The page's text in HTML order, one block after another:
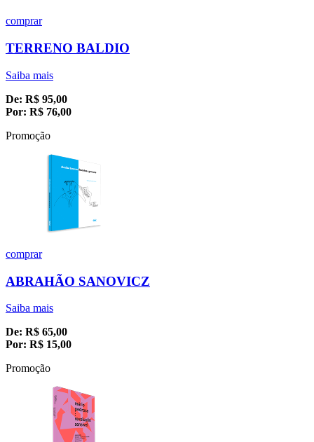
comprar
TERRENO BALDIO
Saiba mais
De: R$ 95,00
Por: R$ 76,00
Promoção
comprar
ABRAHÃO SANOVICZ
Saiba mais
De: R$ 65,00
Por: R$ 15,00
Promoção